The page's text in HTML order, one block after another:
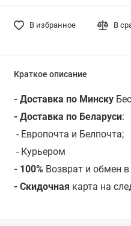
В избранное В
Краткое описание
- Доставка по Минску
- Доставка по Беларуси:
- Европочта и Белпочта;
- Курьером
- 100% Возврат и обмен
- Скидочная карта на